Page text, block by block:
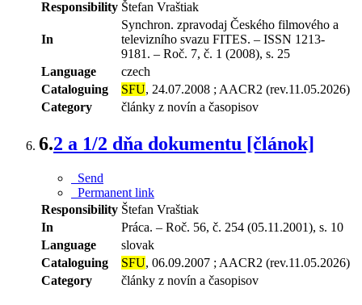
Responsibility Štefan Vraštiak
In
Synchron. zpravodaj Českého filmového a
televizního svazu FITES. – ISSN 1213-
9181. – Roč. 7, č. 1 (2008), s. 25
Language
czech
Cataloguing
SFU, 24.07.2008 ; AACR2 (rev.11.05.2026)
Category
články z novín a časopisov
6.2 a 1/2 dňa dokumentu [článok]
Send
Permanent link
Responsibility Štefan Vraštiak
In
Práca. – Roč. 56, č. 254 (05.11.2001), s. 10
Language
slovak
Cataloguing
SFU, 06.09.2007 ; AACR2 (rev.11.05.2026)
Category
články z novín a časopisov